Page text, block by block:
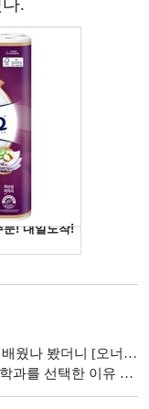
.
니 [오너가 나온 그 대학]
가지 [오너가 나온 그 대학]